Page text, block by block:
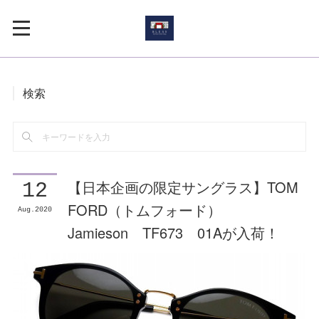
検索
12
Aug 2020
【日本企画の限定サングラス】TOM
FORD（トムフォード）
Jamieson TF673 01Aが入荷！